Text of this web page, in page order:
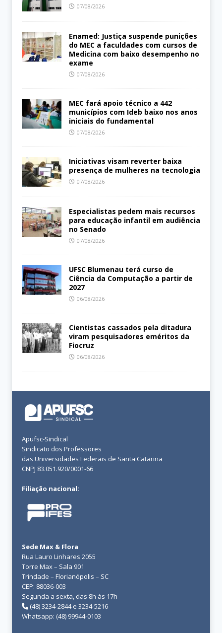
07/08/2026
Enamed: Justiça suspende punições
do MEC a faculdades com cursos de
Medicina com baixo desempenho no
exame
07/08/2026
MEC fará apoio técnico a 442
municípios com Ideb baixo nos anos
iniciais do fundamental
07/08/2026
Iniciativas visam reverter baixa
presença de mulheres na tecnologia
07/08/2026
Especialistas pedem mais recursos
para educação infantil em audiência
no Senado
07/08/2026
UFSC Blumenau terá curso de
Ciência da Computação a partir de
2027
06/08/2026
Cientistas cassados pela ditadura
viram pesquisadores eméritos da
Fiocruz
06/08/2026
Apufsc-Sindical
Sindicato dos Professores
das Universidades Federais de Santa Catarina
CNPJ 83.051.920/0001-66
Filiação nacional:
Sede Max & Flora
Rua Lauro Linhares 2055
Torre Max – Sala 901
Trindade – Florianópolis – SC
CEP: 88036-003
Segunda a sexta, das 8h às 17h
(48) 3234-2844 e 3234-5216
Whatsapp: (48) 99944-0103